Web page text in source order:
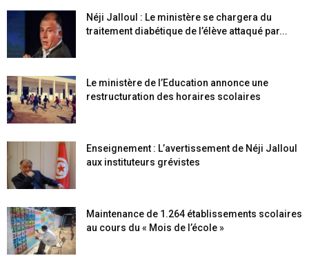
Néji Jalloul : Le ministère se chargera du
traitement diabétique de l’élève attaqué par...
Le ministère de l’Education annonce une
restructuration des horaires scolaires
Enseignement : L’avertissement de Néji Jalloul
aux instituteurs grévistes
Maintenance de 1.264 établissements scolaires
au cours du « Mois de l’école »